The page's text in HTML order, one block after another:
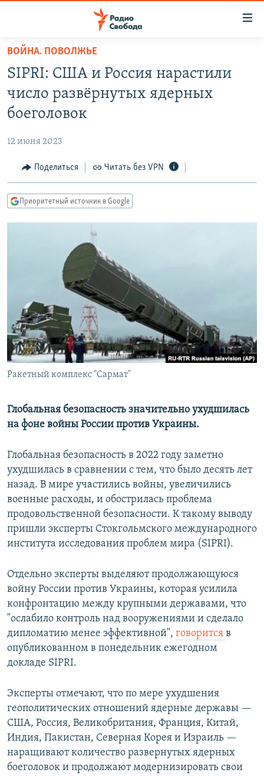
упрощенного
доступа
основному
Вернутся
Вернутся
АВТОРСКИЕ ПРОЕКТЫ
МНЕНИЯ
КУЛЬТУРА
КАВКАЗ.РЕАЛИИ
СИБИРЬ.РЕАЛИИ
РАСПИСАНИЕ ВЕЩАНИЯ
ПОДПИШИТЕСЬ НА РАССЫЛКУ
СОЦИАЛЬНЫЕ СЕТИ
Все сайты РСЕ/РС
ВОЙНА. ПОВОЛЖЬЕ
SIPRI: США и Россия нарастили
число развёрнутых ядерных
боеголовок
12 июня 2023
Поделиться Читать без VPN
Приоритетный источник в Google
Ракетный комплекс "Сармат"
Глобальная безопасность значительно ухудшилась
на фоне войны России против Украины.
Глобальная безопасность в 2022 году заметно
ухудшилась в сравнении с тем, что было десять лет
назад. В мире участились войны, увеличились
военные расходы, и обострилась проблема
продовольственной безопасности. К такому выводу
пришли эксперты Стокгольмского международного
института исследования проблем мира (SIPRI).
Отдельно эксперты выделяют продолжающуюся
войну России против Украины, которая усилила
конфронтацию между крупными державами, что
"ослабило контроль над вооружениями и сделало
дипломатию менее эффективной", говорится в
опубликованном в понедельник ежегодном
докладе SIPRI.
Эксперты отмечают, что по мере ухудшения
геополитических отношений ядерные державы —
США, Россия, Великобритания, Франция, Китай,
Индия, Пакистан, Северная Корея и Израиль —
наращивают количество развернутых ядерных
боеголовок и продолжают модернизировать свои